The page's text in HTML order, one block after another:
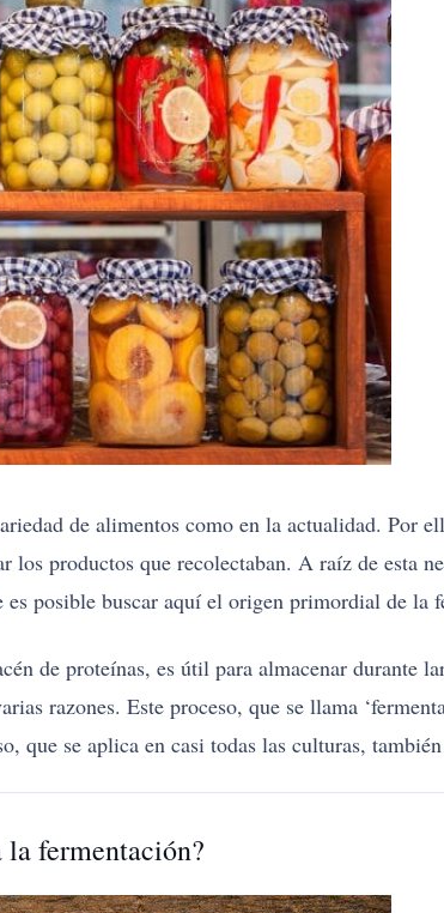
de alimentos como en la actualidad. Por
productos que recolectaban. A raíz de esta
posible buscar aquí el origen primordial de la
de proteínas, es útil para almacenar durante
razones. Este proceso, que se llama
que se aplica en casi todas las culturas,
la fermentación?